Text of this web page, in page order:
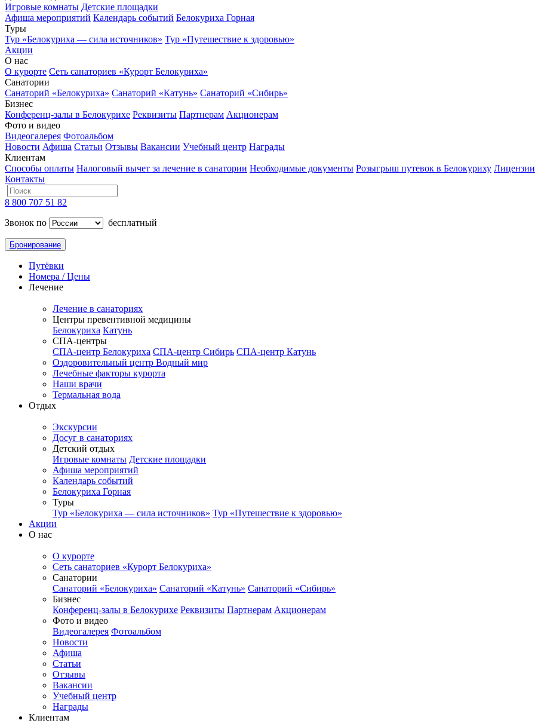
Игровые комнаты Детские площадки
Афиша мероприятий Календарь событий Белокуриха Горная
Туры
Тур «Белокуриха — сила источников» Тур «Путешествие к здоровью»
Акции
О нас
О курорте Сеть санаториев «Курорт Белокуриха»
Санатории
Санаторий «Белокуриха» Санаторий «Катунь» Санаторий «Сибирь»
Бизнес
Конференц-залы в Белокурихе Реквизиты Партнерам Акционерам
Фото и видео
Видеогалерея Фотоальбом
Новости Афиша Статьи Отзывы Вакансии Учебный центр Награды
Клиентам
Способы оплаты Налоговый вычет за лечение в санатории Необходимые документы Розыгрыш путевок в Белокуриху
Контакты
8 800 707 51 82
Звонок по
бесплатный
Бронирование
Путёвки
Номера / Цены
Лечение
Лечение в санаториях
Центры превентивной медицины
Белокуриха Катунь
СПА-центры
СПА-центр Белокуриха СПА-центр Сибирь СПА-центр Катунь
Оздоровительный центр Водный мир
Лечебные факторы курорта
Наши врачи
Термальная вода
Отдых
Экскурсии
Досуг в санаториях
Детский отдых
Игровые комнаты Детские площадки
Афиша мероприятий
Календарь событий
Белокуриха Горная
Туры
Тур «Белокуриха — сила источников» Тур «Путешествие к здоровью»
Акции
О нас
О курорте
Сеть санаториев «Курорт Белокуриха»
Санатории
Санаторий «Белокуриха» Санаторий «Катунь» Санаторий «Сибирь»
Бизнес
Конференц-залы в Белокурихе Реквизиты Партнерам Акционерам
Фото и видео
Видеогалерея Фотоальбом
Новости
Афиша
Статьи
Отзывы
Вакансии
Учебный центр
Награды
Клиентам